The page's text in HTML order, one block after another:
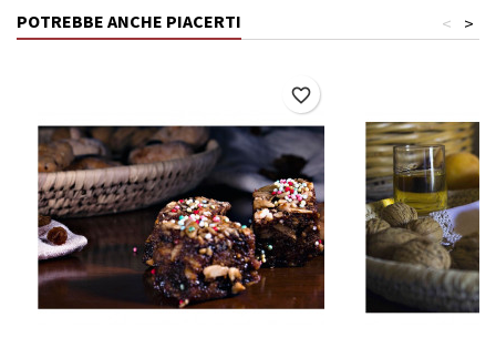
POTREBBE ANCHE PIACERTI >
<
favorite_border